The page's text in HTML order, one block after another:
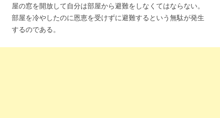
屋の窓を開放して自分は部屋から避難をしなくてはならない。
部屋を冷やしたのに恩恵を受けずに避難するという無駄が発生
するのである。